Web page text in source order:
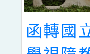
函轉國